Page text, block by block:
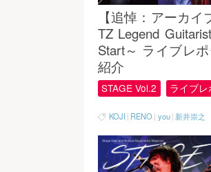
【追悼：アーカ
TZ Legend
Start～ ライブレ
紹介
STAGE Vol.2 ライブレ
KOJI | RENO| you | 新井崇之